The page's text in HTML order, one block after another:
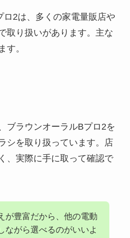
ロ2は、多くの家電量販店や
取り扱いがあります。主な
す。
ブラウンオーラルBプロ2を
シを取り扱っています。店
、実際に手に取って確認で
が豊富だから、他の電動
ながら選べるのがいいよ